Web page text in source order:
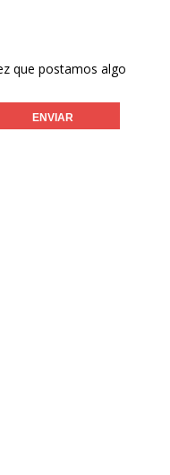
que postamos algo